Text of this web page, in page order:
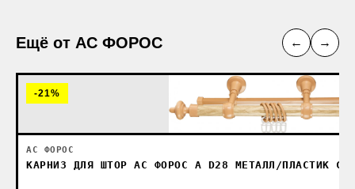
Ещё от АС ФОРОС ← →
-21%
АС ФОРОС
КАРНИЗ ДЛЯ ШТОР АС ФОРОС А D28 МЕТАЛЛ/ПЛАСТИК